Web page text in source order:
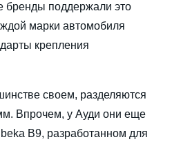
бренды поддержали это
марки автомобиля
крепления
своем, разделяются
Впрочем, у Ауди они еще
B9, разработанном для